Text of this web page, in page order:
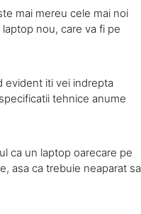
mai mereu cele mai noi
nou, care va fi pe
evident iti vei indrepta
tehnice anume
ca un laptop oarecare pe
asa ca trebuie neaparat sa